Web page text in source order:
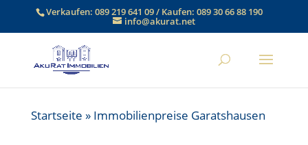
Verkaufen:089 219 641 09/ Kaufen:089 30 66 88 190
info@akurat.net
Startseite » Immobilienpreise Garatshausen